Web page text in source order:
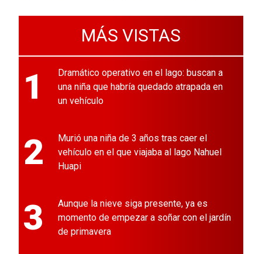
MÁS VISTAS
1
Dramático operativo en el lago: buscan a
una niña que habría quedado atrapada en
un vehículo
2
Murió una niña de 3 años tras caer el
vehículo en el que viajaba al lago Nahuel
Huapi
3
Aunque la nieve siga presente, ya es
momento de empezar a soñar con el jardín
de primavera